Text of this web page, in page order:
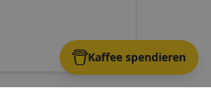
Kaffee spendieren